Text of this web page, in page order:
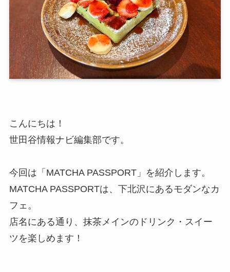
こんにちは！
世田谷情報ナビ編集部です。
今回は「MATCHA PASSPORT」を紹介します。
MATCHA PASSPORTは、下北沢にあるモダンなカ
フェ。
店名にある通り、抹茶メインのドリンク・スイー
ツを楽しめます！